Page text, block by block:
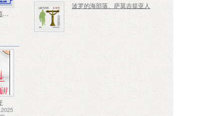
波罗的海能源系统与欧洲同步
波罗的海部落、萨莫吉提亚人